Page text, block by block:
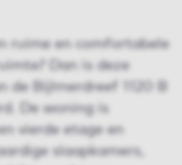
ruime en comfortabele
Dan is deze
Bijlmerdreef 1120 B
De woning is
vierde etage en
slaapkamers,